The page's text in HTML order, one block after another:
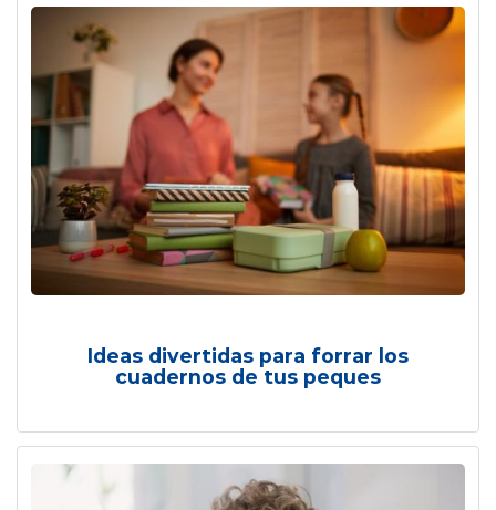
Ideas divertidas para forrar los
cuadernos de tus peques